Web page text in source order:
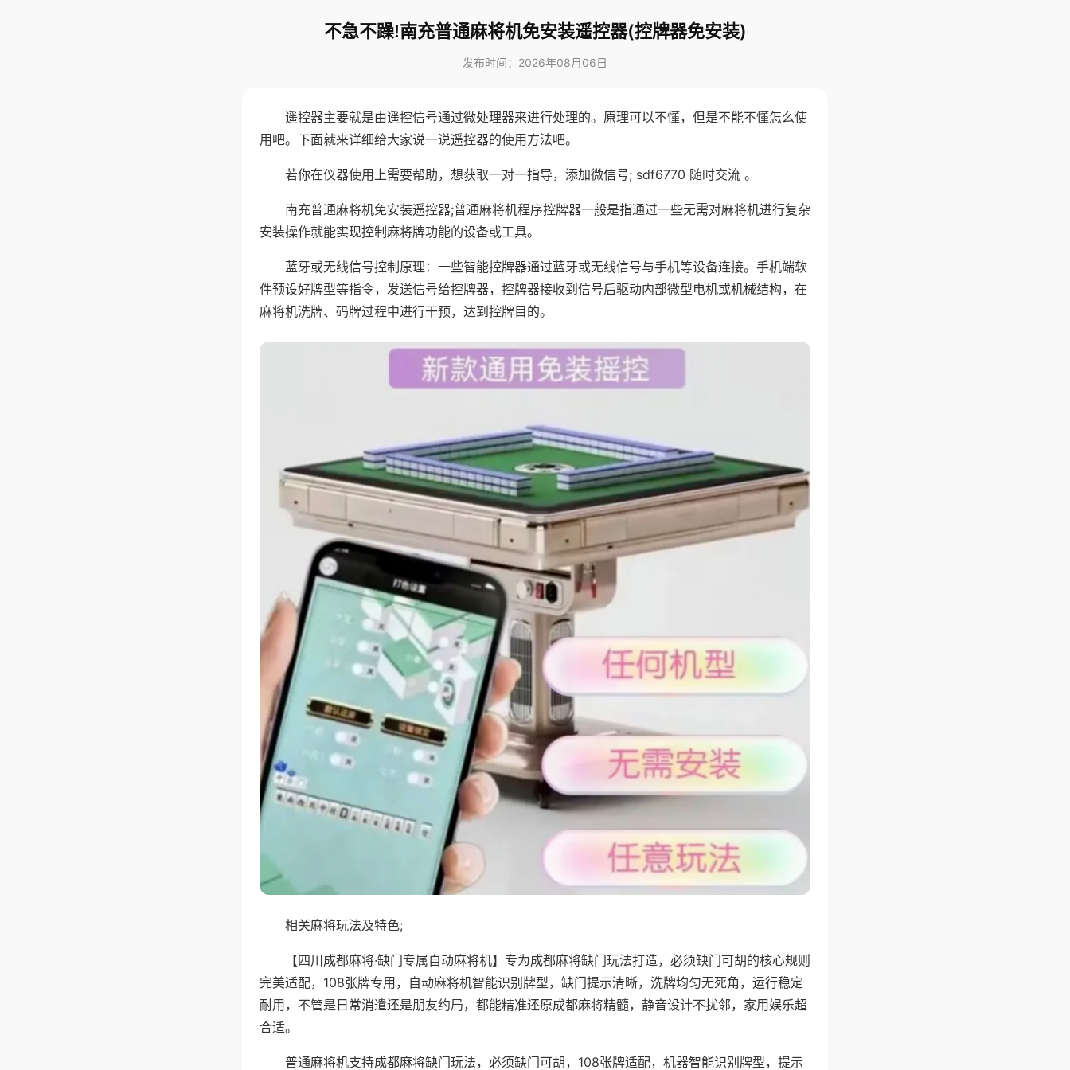
不急不躁!南充普通麻将机免安装遥控器(控牌器免安装)
发布时间：2026年08月06日
遥控器主要就是由遥控信号通过微处理器来进行处理的。原理可以不懂，但是不能不懂怎么使
用吧。下面就来详细给大家说一说遥控器的使用方法吧。
若你在仪器使用上需要帮助，想获取一对一指导，添加微信号; sdf6770 随时交流 。
南充普通麻将机免安装遥控器;普通麻将机程序控牌器一般是指通过一些无需对麻将机进行复杂
安装操作就能实现控制麻将牌功能的设备或工具。
蓝牙或无线信号控制原理：一些智能控牌器通过蓝牙或无线信号与手机等设备连接。手机端软
件预设好牌型等指令，发送信号给控牌器，控牌器接收到信号后驱动内部微型电机或机械结构，在
麻将机洗牌、码牌过程中进行干预，达到控牌目的。
相关麻将玩法及特色;
【四川成都麻将·缺门专属自动麻将机】专为成都麻将缺门玩法打造，必须缺门可胡的核心规则
完美适配，108张牌专用，自动麻将机智能识别牌型，缺门提示清晰，洗牌均匀无死角，运行稳定
耐用，不管是日常消遣还是朋友约局，都能精准还原成都麻将精髓，静音设计不扰邻，家用娱乐超
合适。
普通麻将机支持成都麻将缺门玩法，必须缺门可胡，108张牌适配，机器智能识别牌型，提示